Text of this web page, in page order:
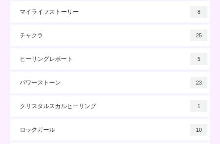
マイライフストーリー 8
チャクラ 25
ヒーリングレポート 5
パワーストーン 23
クリスタルスカルヒーリング 1
ロックガール 10